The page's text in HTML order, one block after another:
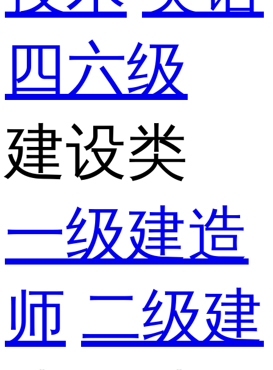
四六级
建设类
一级建造
师 二级建